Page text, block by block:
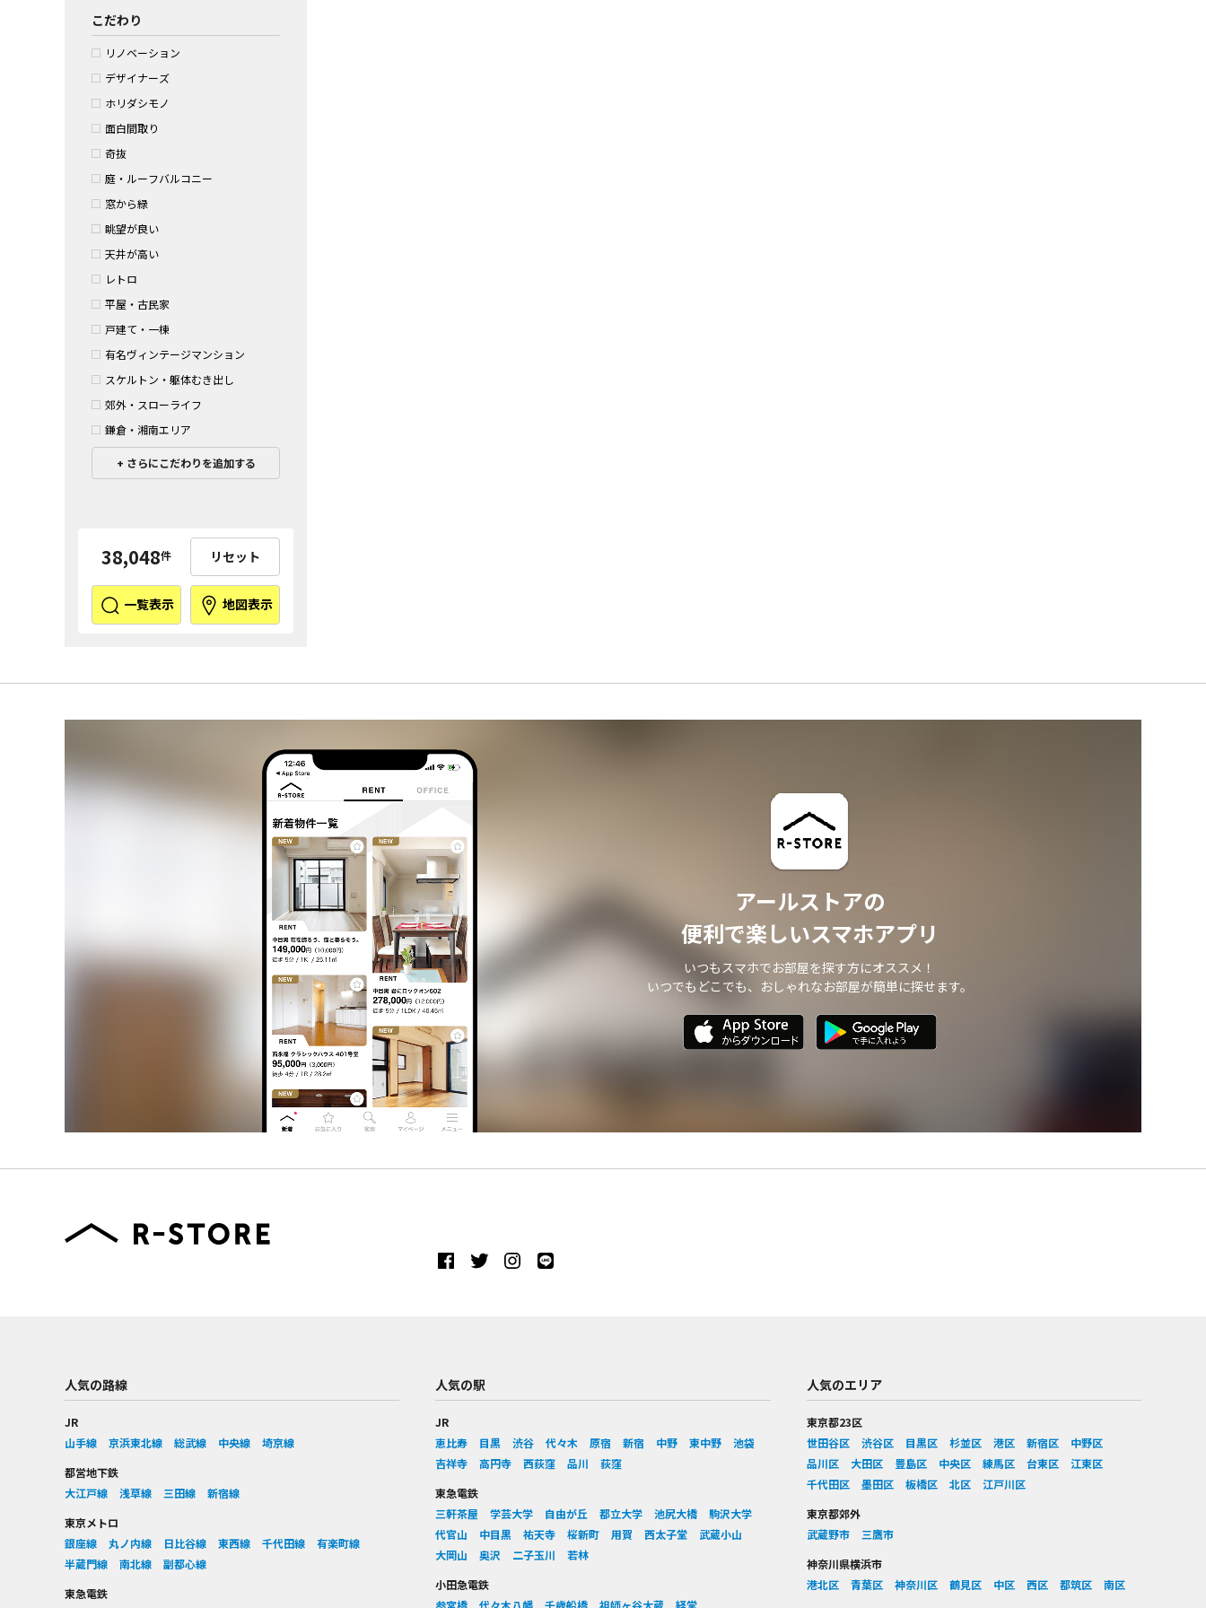
こだわり
リノベーション
デザイナーズ
ホリダシモノ
面白間取り
奇抜
庭・ルーフバルコニー
窓から緑
眺望が良い
天井が高い
レトロ
平屋・古民家
戸建て・一棟
有名ヴィンテージマンション
スケルトン・躯体むき出し
郊外・スローライフ
鎌倉・湘南エリア
さらにこだわりを追加する
38,048件 リセット
一覧表示 地図表示
アールストアの
便利で楽しいスマホアプリ
いつもスマホでお部屋を探す方にオススメ！
いつでもどこでも、おしゃれなお部屋が簡単に探せます。
人気の路線
JR
山手線
京浜東北線 総武線 中央線
埼京線
都営地下鉄
大江戸線
浅草線 三田線
新宿線
東京メトロ
銀座線
丸ノ内線 日比谷線 東西線 千代田線
有楽町線
半蔵門線
南北線
副都心線
東急電鉄
人気の駅
JR
恵比寿
目黒 渋谷 代々木 原宿 新宿 中野 東中野
池袋
吉祥寺
高円寺 西荻窪 品川
荻窪
東急電鉄
三軒茶屋
学芸大学 自由が丘 都立大学 池尻大橋
駒沢大学
代官山
中目黒 祐天寺 桜新町 用賀 西太子堂
武蔵小山
大岡山
奥沢 二子玉川
若林
小田急電鉄
参宮橋
代々木八幡 千歳船橋 祖師ヶ谷大蔵 経堂
人気のエリア
東京都23区
世田谷区
渋谷区 目黒区 杉並区 港区 新宿区
中野区
品川区
大田区 豊島区 中央区 練馬区 台東区
江東区
千代田区
墨田区 板橋区 北区
江戸川区
東京都郊外
武蔵野市
三鷹市
神奈川県横浜市
港北区
青葉区 神奈川区 鶴見区 中区 西区 都筑区
南区